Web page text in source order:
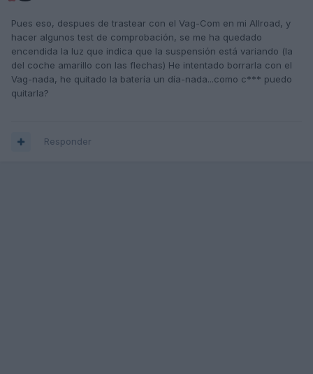
Pues eso, despues de trastear con el Vag-Com en mi Allroad, y
hacer algunos test de comprobación, se me ha quedado
encendida la luz que indica que la suspensión está variando (la
del coche amarillo con las flechas) He intentado borrarla con el
Vag-nada, he quitado la batería un día-nada...como c*** puedo
quitarla?
Responder